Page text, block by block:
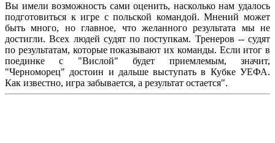
Вы имели возможность сами оценить, насколько нам удалось
подготовиться к игре с польской командой. Мнений может
быть много, но главное, что желанного результата мы не
достигли. Всех людей судят по поступкам. Тренеров -- судят
по результатам, которые показывают их команды. Если итог в
поединке с "Вислой" будет приемлемым, значит,
"Черноморец" достоин и дальше выступать в Кубке УЕФА.
Как известно, игра забывается, а результат остается".